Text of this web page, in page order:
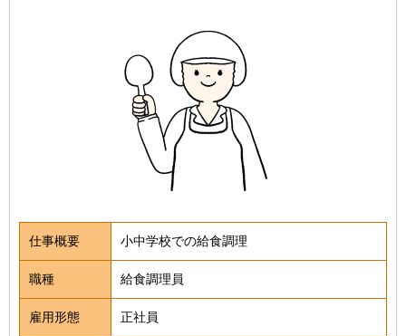
仕事概要 小中学校での給食調理
職種 給食調理員
雇用形態 正社員